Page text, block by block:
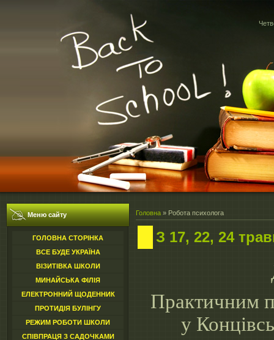
Меню сайту
ГОЛОВНА СТОРІНКА
ВСЕ БУДЕ УКРАЇНА
ВІЗИТІВКА ШКОЛИ
МИНАЙСЬКА ФІЛІЯ
ЕЛЕКТРОННИЙ ЩОДЕННИК
ПРОТИДІЯ БУЛІНГУ
РЕЖИМ РОБОТИ ШКОЛИ
СПІВПРАЦЯ З САДОЧКАМИ
Головна » Робота психолога
З 17, 22, 24
Практичним
у